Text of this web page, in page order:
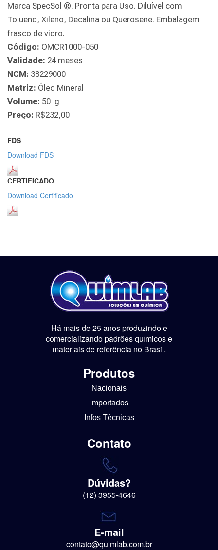
Marca SpecSol ®. Pronta para Uso. Diluível com
Tolueno, Xileno, Decalina ou Querosene. Embalagem
frasco de vidro.
Código: OMCR1000-050
Validade: 24 meses
NCM: 38229000
Matriz: Óleo Mineral
Volume: 50 g
Preço: R$232,00
FDS
Download FDS
CERTIFICADO
Download Certificado
Há mais de 25 anos produzindo e
comercializando padrões químicos e
materiais de referência no Brasil.
Produtos
Nacionais
Importados
Infos Técnicas
Contato
Dúvidas?
(12) 3955-4646
E-mail
contato@quimlab.com.br